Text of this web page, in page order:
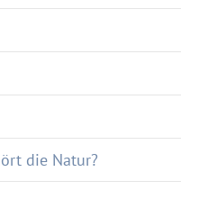
die Natur?